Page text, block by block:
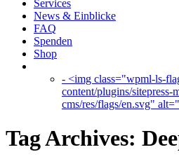
Services
News & Einblicke
FAQ
Spenden
Shop
- <img class="wpml-ls-
content/plugins/sitepress-
cms/res/flags/en.svg"
Tag Archives: